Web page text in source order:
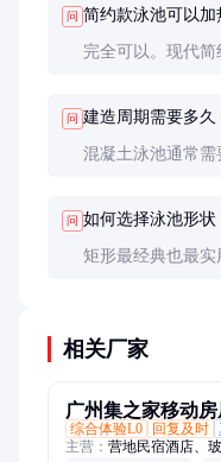
问 简约款泳池可以加
完全可以。现代
问 建造周期需要多久
混凝土泳池通常
问 如何选择泳池形状
矩形最经典也最
相关厂家
广州集之家移动房
综合体验L0
回复及时
主营： 营地民宿酒店、